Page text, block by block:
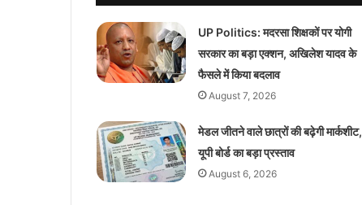
UP Politics: मदरसा शिक्षकों पर योगी
सरकार का बड़ा एक्शन, अखिलेश यादव के
फैसले में किया बदलाव
August 7, 2026
मेडल जीतने वाले छात्रों की बढ़ेगी मार्कशीट,
यूपी बोर्ड का बड़ा प्रस्ताव
August 6, 2026